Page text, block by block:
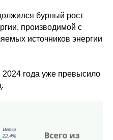
бурный рост
производимой с
источников энергии
2024 года уже превысило